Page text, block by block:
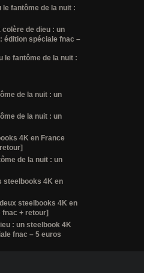
le fantôme de la nuit :
de dieu : un
édition spéciale fnac –
le fantôme de la nuit :
de la nuit : un
de la nuit : un
4K en France
de la nuit : un
steelbooks 4K en
steelbooks 4K en
fnac + retour]
: un steelbook 4K
fnac – 5 euros